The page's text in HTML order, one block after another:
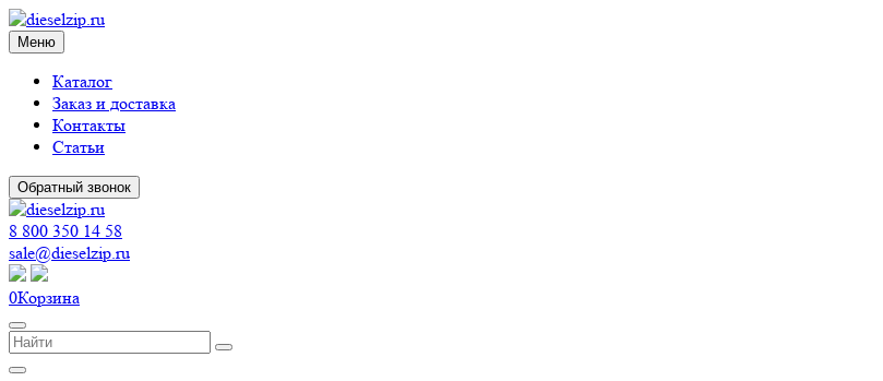
Меню
Каталог
Заказ и доставка
Контакты
Статьи
Обратный звонок
8 800 350 14 58
sale@dieselzip.ru
0Корзина